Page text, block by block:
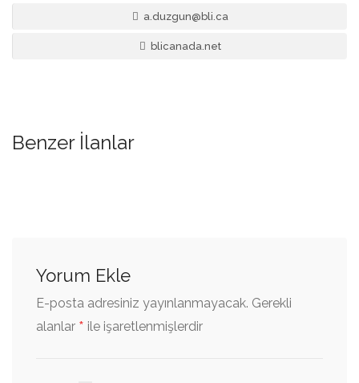
a.duzgun@bli.ca
blicanada.net
Benzer İlanlar
Yorum Ekle
E-posta adresiniz yayınlanmayacak. Gerekli
alanlar * ile işaretlenmişlerdir